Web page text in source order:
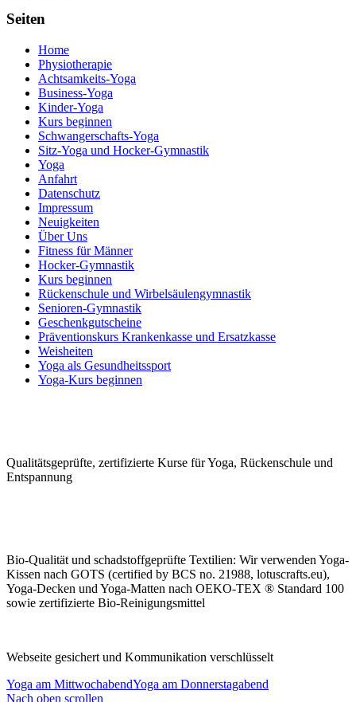
Seiten
Home
Physiotherapie
Achtsamkeits-Yoga
Business-Yoga
Kinder-Yoga
Kurs beginnen
Schwanger­schafts-Yoga
Sitz-Yoga und Hocker-Gymnastik
Yoga
Anfahrt
Datenschutz
Impressum
Neuigkeiten
Über Uns
Fitness für Männer
Hocker-Gymnastik
Kurs beginnen
Rückenschule und Wirbelsäulen­gymnastik
Senioren-Gymnastik
Geschenkgutscheine
Präventionskurs Krankenkasse und Ersatzkasse
Weisheiten
Yoga als Gesundheitssport
Yoga-Kurs beginnen
Qualitäts­geprüfte, zerti­fizierte Kurse für Yoga, Rücken­schule und
Ent­spannung
Bio-Qualität und schad­stoffge­prüfte Tex­tilien: Wir ver­wen­den Yoga-
Kissen nach GOTS (certified by BCS no. 21988, lotuscrafts.eu),
Yoga-Decken und Yoga-Matten nach OEKO-TEX ® Standard 100
sowie zerti­fizierte Bio-Rei­nigungs­mittel
Webseite gesichert und Kommunikation verschlüsselt
Yoga am MittwochabendYoga am Donnerstagabend
Nach oben scrollen